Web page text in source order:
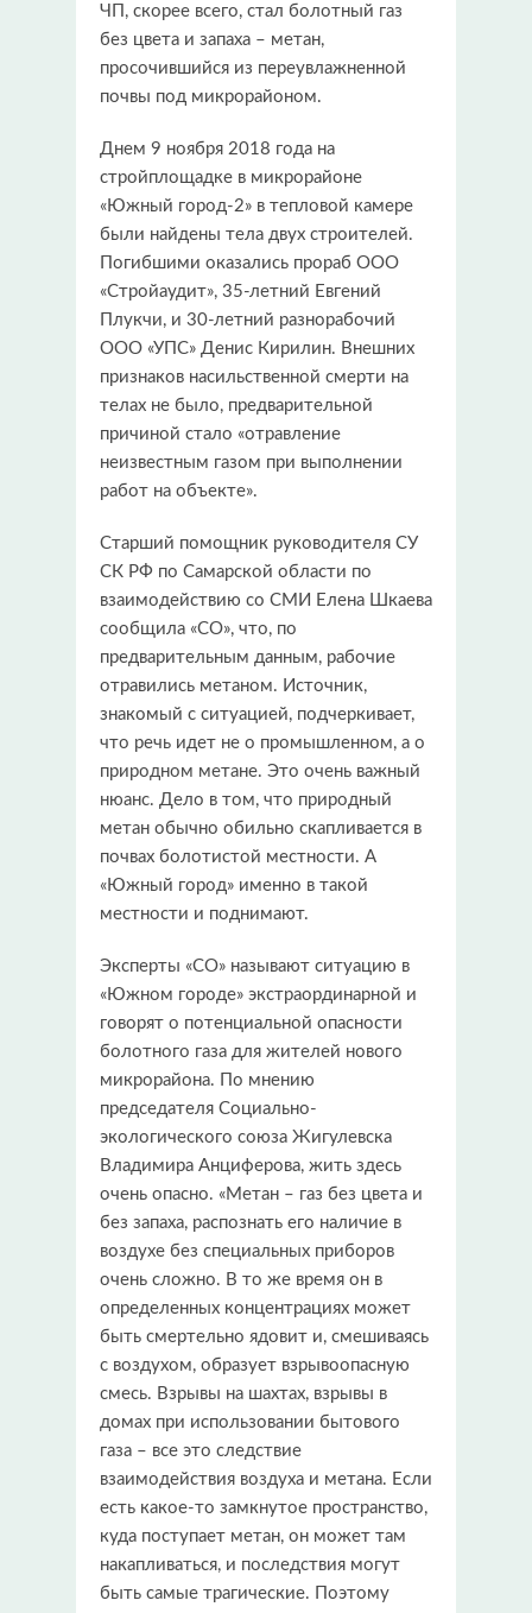
ЧП, скорее всего, стал болотный газ
без цвета и запаха – метан,
просочившийся из переувлажненной
почвы под микрорайоном.
Днем 9 ноября 2018 года на
стройплощадке в микрорайоне
«Южный город-2» в тепловой камере
были найдены тела двух строителей.
Погибшими оказались прораб ООО
«Стройаудит», 35-летний Евгений
Плукчи, и 30-летний разнорабочий
ООО «УПС» Денис Кирилин. Внешних
признаков насильственной смерти на
телах не было, предварительной
причиной стало «отравление
неизвестным газом при выполнении
работ на объекте».
Старший помощник руководителя СУ
СК РФ по Самарской области по
взаимодействию со СМИ Елена Шкаева
сообщила «СО», что, по
предварительным данным, рабочие
отравились метаном. Источник,
знакомый с ситуацией, подчеркивает,
что речь идет не о промышленном, а о
природном метане. Это очень важный
нюанс. Дело в том, что природный
метан обычно обильно скапливается в
почвах болотистой местности. А
«Южный город» именно в такой
местности и поднимают.
Эксперты «СО» называют ситуацию в
«Южном городе» экстраординарной и
говорят о потенциальной опасности
болотного газа для жителей нового
микрорайона. По мнению
председателя Социально-
экологического союза Жигулевска
Владимира Анциферова, жить здесь
очень опасно. «Метан – газ без цвета и
без запаха, распознать его наличие в
воздухе без специальных приборов
очень сложно. В то же время он в
определенных концентрациях может
быть смертельно ядовит и, смешиваясь
с воздухом, образует взрывоопасную
смесь. Взрывы на шахтах, взрывы в
домах при использовании бытового
газа – все это следствие
взаимодействия воздуха и метана. Если
есть какое-то замкнутое пространство,
куда поступает метан, он может там
накапливаться, и последствия могут
быть самые трагические. Поэтому